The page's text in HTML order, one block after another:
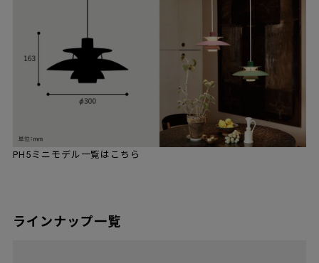
PH5ミニモデル一覧はこちら
ラインナップ一覧